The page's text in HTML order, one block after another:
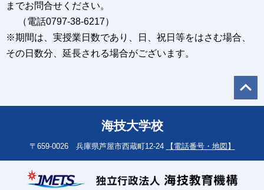
までお問合せください。
（電話0797-38-6217）
※期間は、実授業日数であり、日、祝日等をはさむ場合、
その日数分、延長される場合がございます。
海技大学校
〒659-0026 兵庫県芦屋市西蔵町12-24 【電話番号・地図】